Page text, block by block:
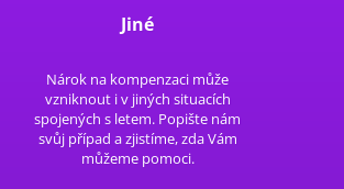
Jiné
Nárok na kompenzaci může
vzniknout i v jiných situacích
spojených s letem. Popište nám
svůj případ a zjistíme, zda Vám
můžeme pomoci.